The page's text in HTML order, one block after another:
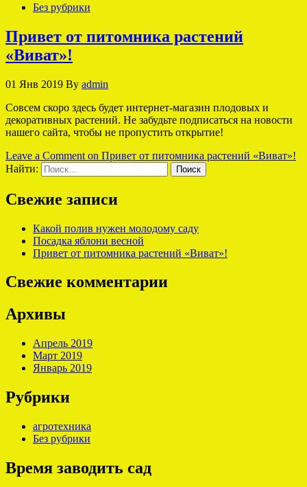
Без рубрики
Привет от питомника растений
«Виват»!
01 Янв 2019 By admin
Совсем скоро здесь будет интернет-магазин плодовых и
декоративных растений. Не забудьте подписаться на новости
нашего сайта, чтобы не пропустить открытие!
Leave a Comment on Привет от питомника растений «Виват»!
Найти:
Свежие записи
Какой полив нужен молодому саду
Посадка яблони весной
Привет от питомника растений «Виват»!
Свежие комментарии
Архивы
Апрель 2019
Март 2019
Январь 2019
Рубрики
агротехника
Без рубрики
Время заводить сад